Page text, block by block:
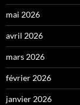
mai 2026
avril 2026
mars 2026
février 2026
janvier 2026